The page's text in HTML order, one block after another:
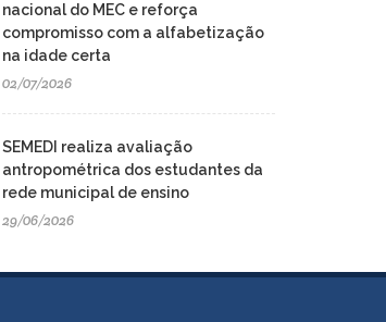
nacional do MEC e reforça
compromisso com a alfabetização
na idade certa
02/07/2026
SEMEDI realiza avaliação
antropométrica dos estudantes da
rede municipal de ensino
29/06/2026